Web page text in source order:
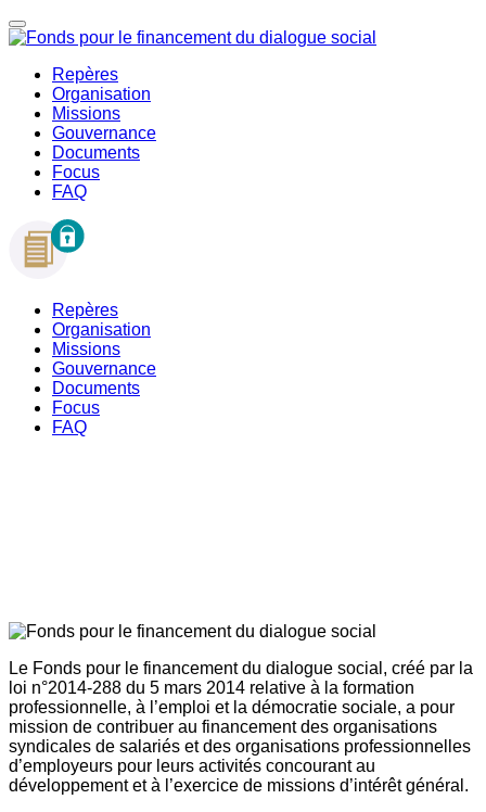
Repères
Organisation
Missions
Gouvernance
Documents
Focus
FAQ
Repères
Organisation
Missions
Gouvernance
Documents
Focus
FAQ
Le Fonds pour le financement du dialogue social, créé par la
loi n°2014-288 du 5 mars 2014 relative à la formation
professionnelle, à l’emploi et la démocratie sociale, a pour
mission de contribuer au financement des organisations
syndicales de salariés et des organisations professionnelles
d’employeurs pour leurs activités concourant au
développement et à l’exercice de missions d’intérêt général.